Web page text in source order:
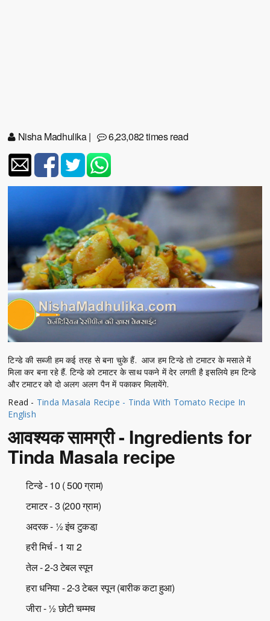
Nisha Madhulika| 6,23,082 times read
टिन्डे की सब्जी हम कई तरह से बना चुके हैं. आज हम टिन्डे तो टमाटर के मसाले में
मिला कर बना रहे हैं. टिन्डे को टमाटर के साथ पकने में देर लगती है इसलिये हम टिन्डे
और टमाटर को दो अलग अलग पैन में पकाकर मिलायेंगे.
Read - Tinda Masala Recipe - Tinda With Tomato Recipe In
English
आवश्यक सामग्री - Ingredients for
Tinda Masala recipe
टिन्डे - 10 ( 500 ग्राम)
टमाटर - 3 (200 ग्राम)
अदरक - ½ इंच टुकडा़
हरी मिर्च - 1 या 2
तेल - 2-3 टेबल स्पून
हरा धनिया - 2-3 टेबल स्पून (बारीक कटा हुआ)
जीरा - ½ छोटी चम्मच